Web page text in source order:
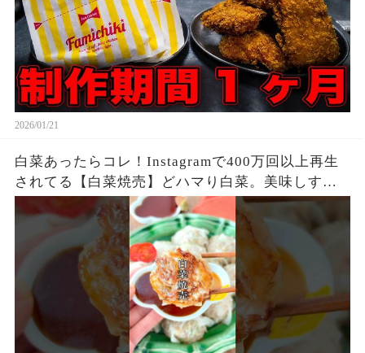
2026/01/21
白菜あったらコレ！Instagramで400万回以上再生
されてる【白菜焼売】どハマり白菜。美味しすぎ